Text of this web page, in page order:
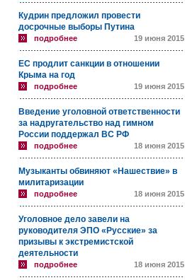
Кудрин предложил провести
досрочные выборы Путина
подробнее 19 июня 2015
ЕС продлит санкции в отношении
Крыма на год
подробнее 19 июня 2015
Введение уголовной ответственности
за надругательство над гимном
России поддержал ВС РФ
подробнее 18 июня 2015
Музыканты обвиняют «Нашествие» в
милитаризации
подробнее 18 июня 2015
Уголовное дело завели на
руководителя ЭПО «Русские» за
призывы к экстремистской
деятельности
подробнее 18 июня 2015